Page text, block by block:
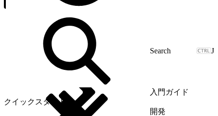
J
入門ガイド
クイックスタート
開発